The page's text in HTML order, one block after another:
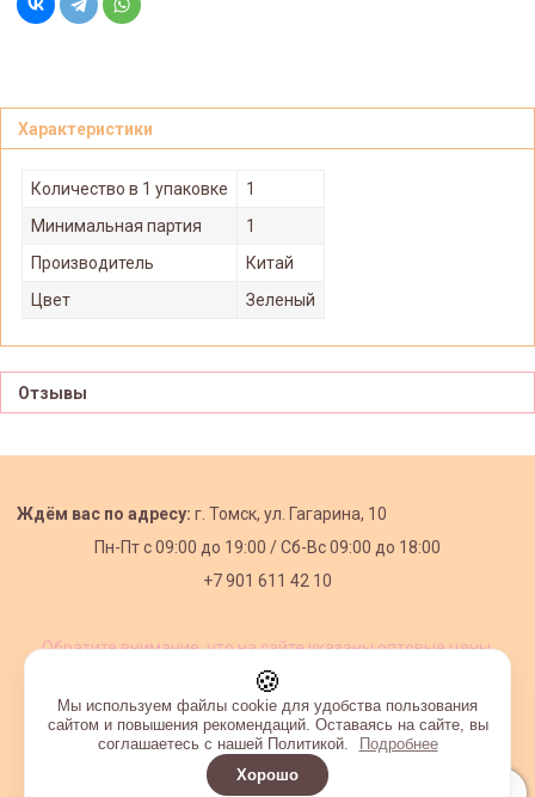
Характеристики
Количество в 1 упаковке
1
Минимальная партия
1
Производитель
Китай
Цвет
Зеленый
Отзывы
Ждём вас по адресу: г. Томск, ул. Гагарина, 10
Пн-Пт с09:00 до 19:00 /Сб-Вс 09:00 до 18:00
+7 901 611 42 10
Обратите внимание, что на сайте указаны оптовые цены,
🍪
Мы используем файлы cookie для удобства пользования
сайтом и повышения рекомендаций. Оставаясь на сайте, вы
соглашаетесь с нашей Политикой.
Подробнее
Хорошо